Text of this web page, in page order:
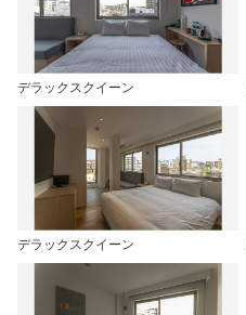
デラックスクイーン
デラックスクイーン